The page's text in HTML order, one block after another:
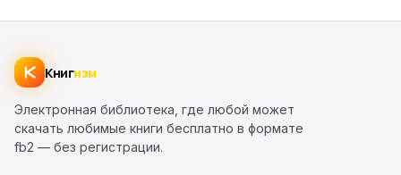
Книгизм
Электронная библиотека, где любой может
скачать любимые книги бесплатно в формате
fb2 — без регистрации.